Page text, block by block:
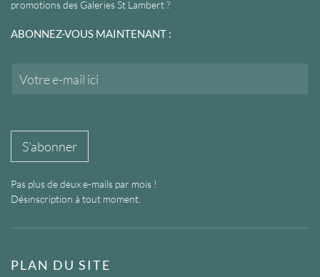
promotions des Galeries St Lambert ?
ABONNEZ-VOUS MAINTENANT :
S'abonner
Pas plus de deux e-mails par mois !
Désinscription à tout moment.
PLAN DU SITE